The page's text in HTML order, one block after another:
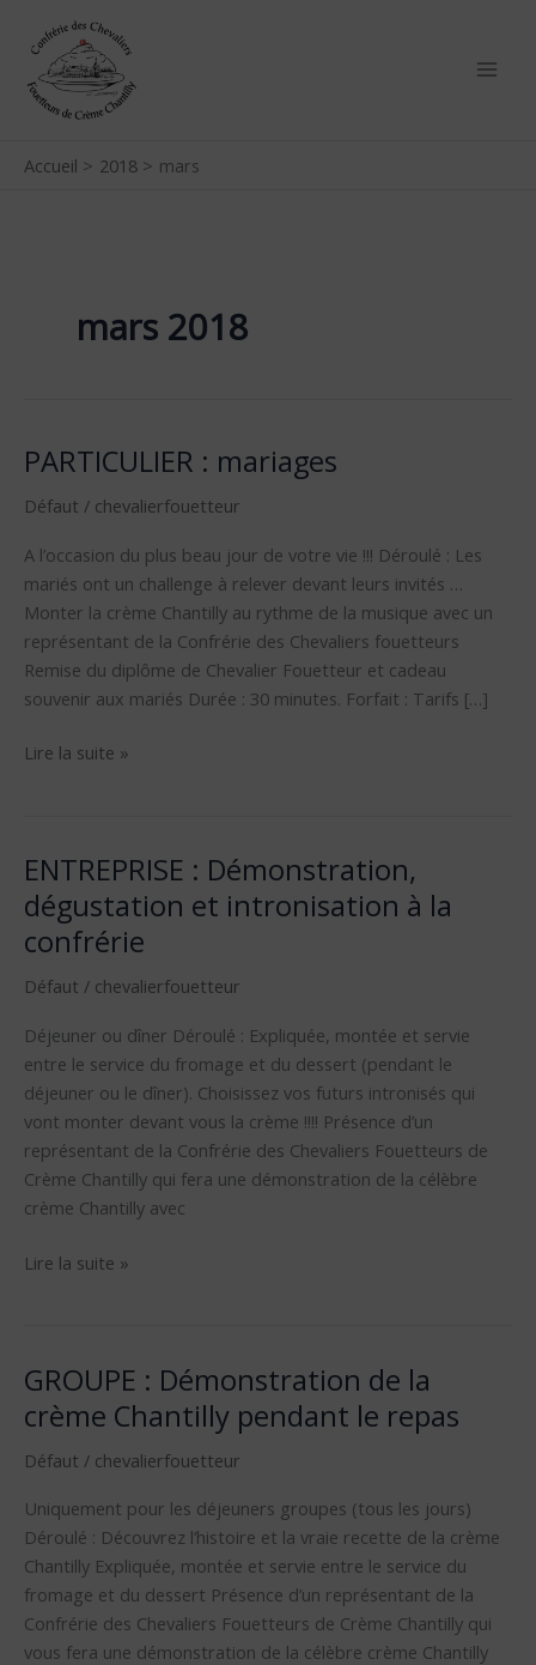
contenu
Accueil 2018 mars
mars 2018
PARTICULIER : mariages
Défaut / chevalierfouetteur
A l’occasion du plus beau jour de votre vie !!! Déroulé : Les
mariés ont un challenge à relever devant leurs invités …
Monter la crème Chantilly au rythme de la musique avec un
représentant de la Confrérie des Chevaliers fouetteurs
Remise du diplôme de Chevalier Fouetteur et cadeau
souvenir aux mariés Durée : 30 minutes. Forfait : Tarifs […]
PARTICULIER
mariages
Lire la suite »
ENTREPRISE : Démonstration,
dégustation et intronisation à la
confrérie
Défaut / chevalierfouetteur
Déjeuner ou dîner Déroulé : Expliquée, montée et servie
entre le service du fromage et du dessert (pendant le
déjeuner ou le dîner). Choisissez vos futurs intronisés qui
vont monter devant vous la crème !!!! Présence d’un
représentant de la Confrérie des Chevaliers Fouetteurs de
Crème Chantilly qui fera une démonstration de la célèbre
crème Chantilly avec
ENTREPRISE
Démonstration,
dégustation
et
à
la
confrérie
Lire la suite »
GROUPE : Démonstration de la
crème Chantilly pendant le repas
Défaut / chevalierfouetteur
Uniquement pour les déjeuners groupes (tous les jours)
Déroulé : Découvrez l’histoire et la vraie recette de la crème
Chantilly Expliquée, montée et servie entre le service du
fromage et du dessert Présence d’un représentant de la
Confrérie des Chevaliers Fouetteurs de Crème Chantilly qui
vous fera une démonstration de la célèbre crème Chantilly
GROUPE
Démonstration
de
crème
Chantilly
pendant
le
repas